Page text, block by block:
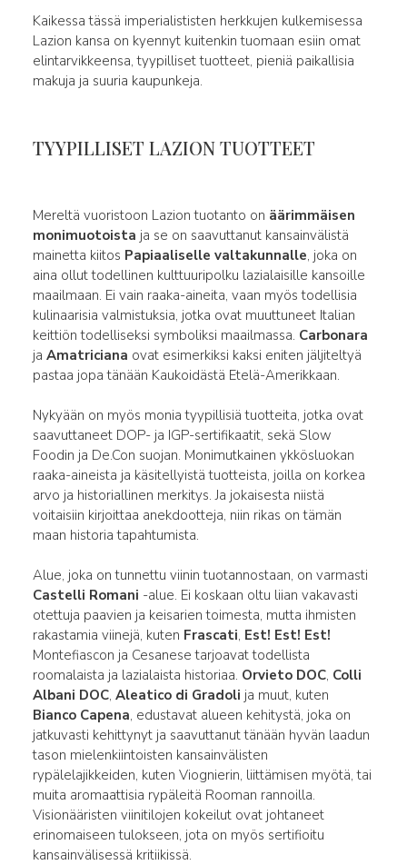
Kaikessa tässä imperialististen herkkujen kulkemisessa
Lazion kansa on kyennyt kuitenkin tuomaan esiin omat
elintarvikkeensa, tyypilliset tuotteet, pieniä paikallisia
makuja ja suuria kaupunkeja.
TYYPILLISET LAZION TUOTTEET
Mereltä vuoristoon Lazion tuotanto on äärimmäisen
monimuotoista ja se on saavuttanut kansainvälistä
mainetta kiitos Papiaaliselle valtakunnalle, joka on
aina ollut todellinen kulttuuripolku lazialaisille kansoille
maailmaan. Ei vain raaka-aineita, vaan myös todellisia
kulinaarisia valmistuksia, jotka ovat muuttuneet Italian
keittiön todelliseksi symboliksi maailmassa. Carbonara
ja Amatriciana ovat esimerkiksi kaksi eniten jäljiteltyä
pastaa jopa tänään Kaukoidästä Etelä-Amerikkaan.
Nykyään on myös monia tyypillisiä tuotteita, jotka ovat
saavuttaneet DOP- ja IGP-sertifikaatit, sekä Slow
Foodin ja De.Con suojan. Monimutkainen ykkösluokan
raaka-aineista ja käsitellyistä tuotteista, joilla on korkea
arvo ja historiallinen merkitys. Ja jokaisesta niistä
voitaisiin kirjoittaa anekdootteja, niin rikas on tämän
maan historia tapahtumista.
Alue, joka on tunnettu viinin tuotannostaan, on varmasti
Castelli Romani -alue. Ei koskaan oltu liian vakavasti
otettuja paavien ja keisarien toimesta, mutta ihmisten
rakastamia viinejä, kuten Frascati, Est! Est! Est!
Montefiascon ja Cesanese tarjoavat todellista
roomalaista ja lazialaista historiaa. Orvieto DOC, Colli
Albani DOC, Aleatico di Gradoli ja muut, kuten
Bianco Capena, edustavat alueen kehitystä, joka on
jatkuvasti kehittynyt ja saavuttanut tänään hyvän laadun
tason mielenkiintoisten kansainvälisten
rypälelajikkeiden, kuten Viognierin, liittämisen myötä, tai
muita aromaattisia rypäleitä Rooman rannoilla.
Visionääristen viinitilojen kokeilut ovat johtaneet
erinomaiseen tulokseen, jota on myös sertifioitu
kansainvälisessä kritiikissä.